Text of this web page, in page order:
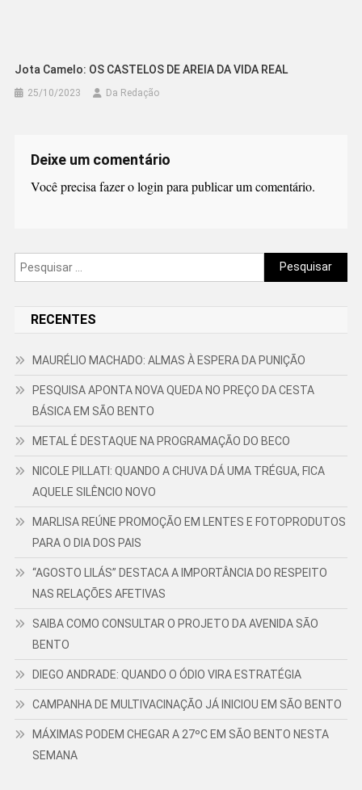
Jota Camelo: OS CASTELOS DE AREIA DA VIDA REAL
25/10/2023 Da Redação
Deixe um comentário
Você precisa fazer ologin para publicar um comentário.
Pesquisar
por:
RECENTES
MAURÉLIO MACHADO: ALMAS À ESPERA DA PUNIÇÃO
PESQUISA APONTA NOVA QUEDA NO PREÇO DA CESTA
BÁSICA EM SÃO BENTO
METAL É DESTAQUE NA PROGRAMAÇÃO DO BECO
NICOLE PILLATI: QUANDO A CHUVA DÁ UMA TRÉGUA, FICA
AQUELE SILÊNCIO NOVO
MARLISA REÚNE PROMOÇÃO EM LENTES E FOTOPRODUTOS
PARA O DIA DOS PAIS
“AGOSTO LILÁS” DESTACA A IMPORTÂNCIA DO RESPEITO
NAS RELAÇÕES AFETIVAS
SAIBA COMO CONSULTAR O PROJETO DA AVENIDA SÃO
BENTO
DIEGO ANDRADE: QUANDO O ÓDIO VIRA ESTRATÉGIA
CAMPANHA DE MULTIVACINAÇÃO JÁ INICIOU EM SÃO BENTO
MÁXIMAS PODEM CHEGAR A 27ºC EM SÃO BENTO NESTA
SEMANA